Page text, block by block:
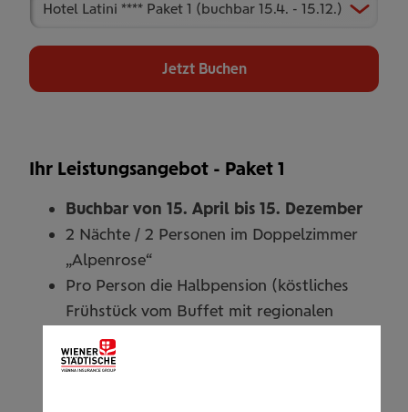
Jetzt Buchen
Ihr Leistungsangebot - Paket 1
Buchbar von 15. April bis 15. Dezember
2 Nächte / 2 Personen im Doppelzimmer
„Alpenrose“
Pro Person die Halbpension (köstliches
Frühstück vom Buffet mit regionalen
Produkten bis 10.30 Uhr, am Abend
Genussmenü oder Themenbuffet)